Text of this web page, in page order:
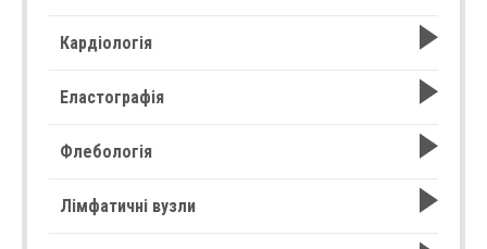
Кардіологія
Еластографія
Флебологія
Лімфатичні вузли